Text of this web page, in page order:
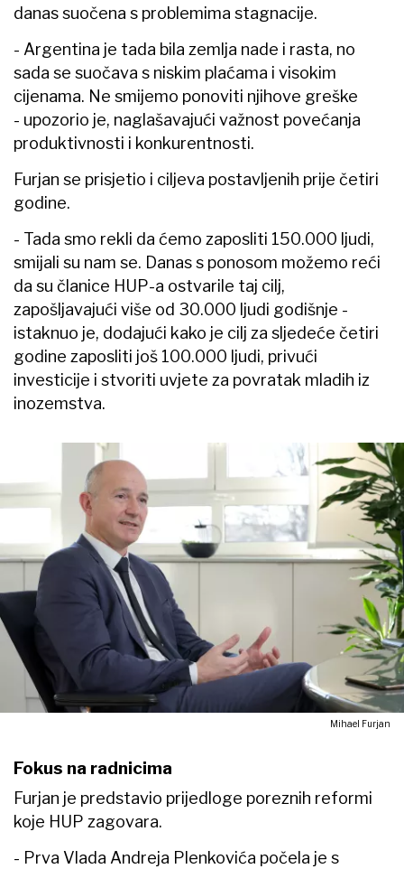
danas suočena s problemima stagnacije.
- Argentina je tada bila zemlja nade i rasta, no
sada se suočava s niskim plaćama i visokim
cijenama. Ne smijemo ponoviti njihove greške
- upozorio je, naglašavajući važnost povećanja
produktivnosti i konkurentnosti.
Furjan se prisjetio i ciljeva postavljenih prije četiri
godine.
- Tada smo rekli da ćemo zaposliti 150.000 ljudi,
smijali su nam se. Danas s ponosom možemo reći
da su članice HUP-a ostvarile taj cilj,
zapošljavajući više od 30.000 ljudi godišnje -
istaknuo je, dodajući kako je cilj za sljedeće četiri
godine zaposliti još 100.000 ljudi, privući
investicije i stvoriti uvjete za povratak mladih iz
inozemstva.
Mihael Furjan
Fokus na radnicima
Furjan je predstavio prijedloge poreznih reformi
koje HUP zagovara.
- Prva Vlada Andreja Plenkovića počela je s